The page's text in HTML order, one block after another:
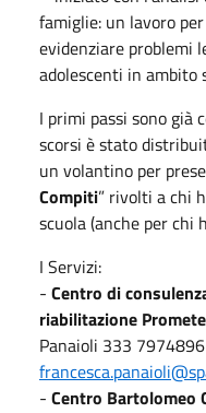
famiglie: un lavoro
evidenziare problemi
adolescenti in ambito
I primi passi sono già
scorsi è stato
un volantino per
Compiti” rivolti a chi
scuola (anche per chi
I Servizi:
- Centro di
riabilitazione
Panaioli 333
- Centro Bartolomeo